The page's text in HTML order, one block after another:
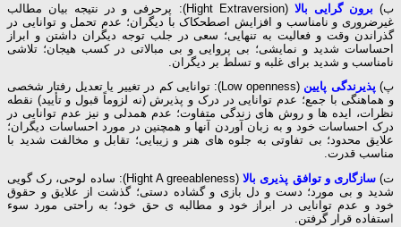
ب) برون گرایی بالا
(Hight Extraversion): پرحرفی و در نتیجه بیان مطالب
غیرضروری و نامناسب و افزایش اصطحکاک با دیگران؛ عدم تحمل و توانایی در
گذراندن وقت و فعالیت به تنهایی؛ سعی در جلب توجه دیگران داشتن و ابراز
احساسات شدید و نمایشی؛ بی پروایی و بی مبالاتی در کسب هیجان؛ تلاشی
نامناسب و شدید برای غلبه و تسلط بر دیگران.
پ) پذیرندگی پایین
(Low openness): توانایی کم در تغییر یا تعدیل رفتار شخصی
و هماهنگی با جمع؛ عدم توانایی در درک و پذیرش (نه لزوماً قبول و تأیید) نقطه
نظرات، ایده ها و روش های زندگی متفاوت؛ عدم همدلی و نیز عدم توانایی در
درک احساسات خود و به زبان آوردن آنها و همچنین در مورد احساسات دیگران؛
علایق محدود؛ بی تفاوتی به جلوه های هنر و زیبایی؛ تقابل و مخالفت شدید با
مناسب قدرت.
ت)سازگاری و توافق پذیری بالا
(Hight A greeableness): ساده لوحی، رک گویی
شدید و بی مورد؛ دست و دل بازی و گشاده دستی؛ گذشت از علایق و حقوق
خود و عدم توانایی در ابراز خود و مطالبه ی حق خود؛ به راحتی مورد سوء
استفاده قرار گرفتن.